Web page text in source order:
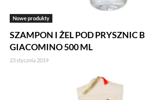
Nowe produkty
SZAMPON I ŻEL POD PRYSZNIC
GIACOMINO 500 ML
23 stycznia 2019